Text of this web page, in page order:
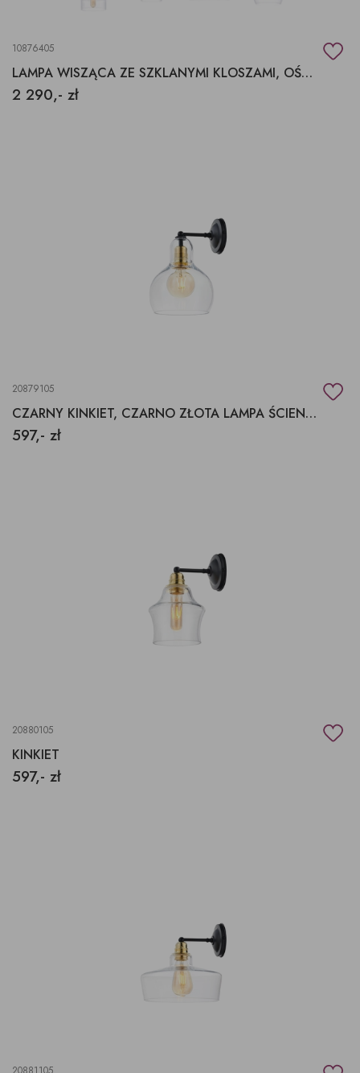
10876405
LAMPA WISZĄCA ZE SZKLANYMI KLOSZAMI, OŚWIETLENIE DO JADALNI.
2 290,- zł
20879105
CZARNY KINKIET, CZARNO ZŁOTA LAMPA ŚCIENNA, LONGIS
597,- zł
20880105
KINKIET
597,- zł